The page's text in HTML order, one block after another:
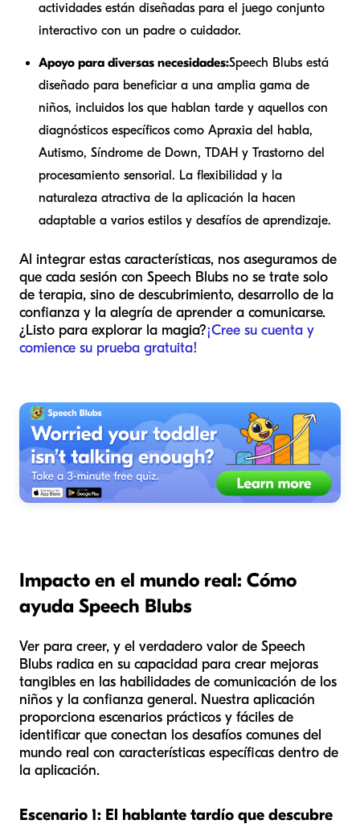
actividades están diseñadas para el juego conjunto
interactivo con un padre o cuidador.
Apoyo para diversas necesidades:Speech Blubs está
diseñado para beneficiar a una amplia gama de
niños, incluidos los que hablan tarde y aquellos con
diagnósticos específicos como Apraxia del habla,
Autismo, Síndrome de Down, TDAH y Trastorno del
procesamiento sensorial. La flexibilidad y la
naturaleza atractiva de la aplicación la hacen
adaptable a varios estilos y desafíos de aprendizaje.
Al integrar estas características, nos aseguramos de
que cada sesión con Speech Blubs no se trate solo
de terapia, sino de descubrimiento, desarrollo de la
confianza y la alegría de aprender a comunicarse.
¿Listo para explorar la magia?¡Cree su cuenta y
comience su prueba gratuita!
Impacto en el mundo real: Cómo
ayuda Speech Blubs
Ver para creer, y el verdadero valor de Speech
Blubs radica en su capacidad para crear mejoras
tangibles en las habilidades de comunicación de los
niños y la confianza general. Nuestra aplicación
proporciona escenarios prácticos y fáciles de
identificar que conectan los desafíos comunes del
mundo real con características específicas dentro de
la aplicación.
Escenario 1: El hablante tardío que descubre